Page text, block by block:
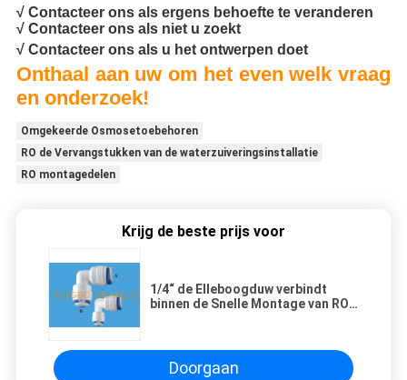
√ Contacteer ons als ergens behoefte te veranderen
√ Contacteer ons als niet u zoekt
√ Contacteer ons als u het ontwerpen doet
Onthaal aan uw om het even welk vraag
en onderzoek!
Omgekeerde Osmosetoebehoren
RO de Vervangstukken van de waterzuiveringsinstallatie
RO montagedelen
Krijg de beste prijs voor
1/4“ de Elleboogduw verbindt
binnen de Snelle Montage van RO
Doorgaan